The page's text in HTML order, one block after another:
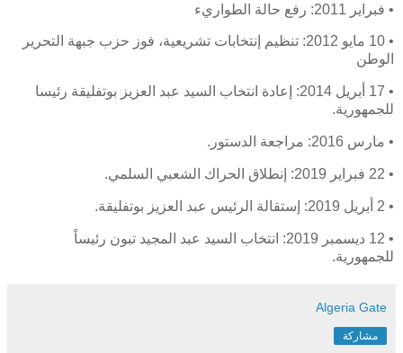
• فبراير 2011: رفع حالة الطواريء
• 10 مايو 2012: تنظيم إنتخابات تشريعية، فوز حزب جبهة التحرير
الوطن
• 17 أبريل 2014: إعادة انتخاب السيد عبد العزيز بوتفليقة رئيسا
للجمهورية.
• مارس 2016: مراجعة الدستور.
• 22 فبراير 2019: إنطلاق الحراك الشعبي السلمي.
• 2 أبريل 2019: إستقالة الرئيس عبد العزيز بوتفليقة.
• 12 ديسمبر 2019: انتخاب السيد عبد المجيد تبون رئيساً
للجمهورية.
Algeria Gate
مشاركة